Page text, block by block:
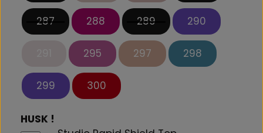
287 288 289 290
295 297 298
299 300
HUSK !